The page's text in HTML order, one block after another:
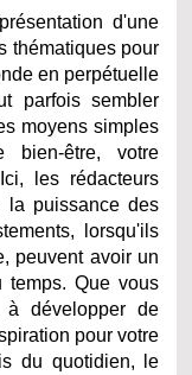
d'une
thématiques pour
en perpétuelle
parfois sembler
moyens simples
bien-être, votre
les rédacteurs
la puissance des
lorsqu'ils
peuvent avoir un
temps. Que vous
à développer de
pour votre
du quotidien, le